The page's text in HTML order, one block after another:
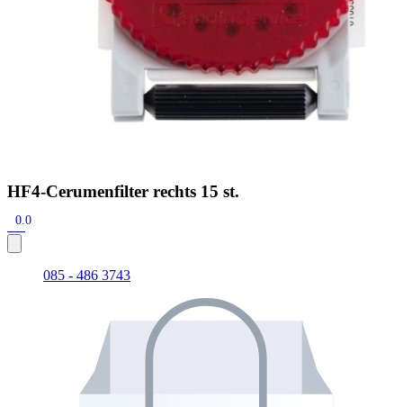
HF4-Cerumenfilter rechts 15 st.
0.0
085 - 486 3743